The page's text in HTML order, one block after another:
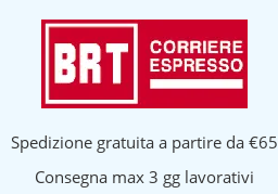
Spedizione gratuita a partire da €65
Consegna max 3 gg lavorativi